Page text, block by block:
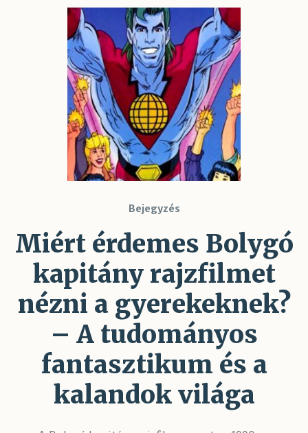
Bejegyzés
Miért érdemes Bolygó
kapitány rajzfilmet
nézni a gyerekeknek?
– A tudományos
fantasztikum és a
kalandok világa